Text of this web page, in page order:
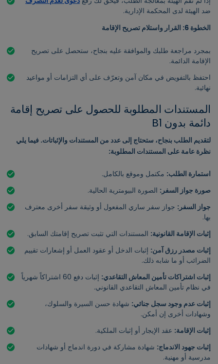
ضد الهيئة لدى المحكمة الإدارية.
الخطوة 6: القرار واستلام تصريح الإقامة
بمجرد مراجعة طلبك والموافقة عليه بنجاح، ستحصل على تصريح
الإقامة الدائمة.
احتفظ بالتفويض في مكان آمن وتعرّف على أي التزامات أو مواعيد
نهائية.
المستندات المطلوبة للحصول على تصريح إقامة
دائمة بدون B1
لتقديم الطلب بنجاح، ستحتاج إلى عدد من المستندات والإثباتات. فيما يلي
نظرة عامة على المستندات المطلوبة:
استمارة الطلب: مكتمل وموقع بالكامل.
صورة جواز السفر: الصورة البيومترية الحالية.
جواز السفر: جواز سفر ساري المفعول أو وثيقة سفر أخرى معترف
بها.
إثبات الإقامة القانونية: المستندات التي تثبت تصريح إقامتك السابق.
إثبات مصدر رزق آمن: إثبات الدخل أو عقود العمل أو إشعارات تقييم
الضرائب أو ما شابه ذلك.
إثبات اشتراكات تأمين المعاش التقاعدي:
إثبات دفع 60 اشتراكاً شهرياً
في نظام تأمين المعاش التقاعدي القانوني.
إثبات عدم وجود سجل جنائي: شهادة حسن السيرة والسلوك،
وشهادات أخرى إن أمكن.
إثبات الإقامة: عقد الإيجار أو إثبات الملكية.
إثبات جهود الاندماج: شهادة مشاركة في دورة اندماج أو شهادات
مدرسية أو مهنية.